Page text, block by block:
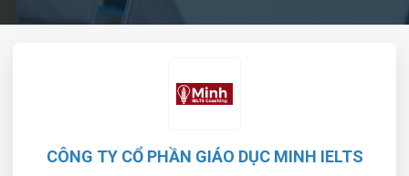
CÔNG TY CỔ PHẦN GIÁO DỤC MINH IELTS